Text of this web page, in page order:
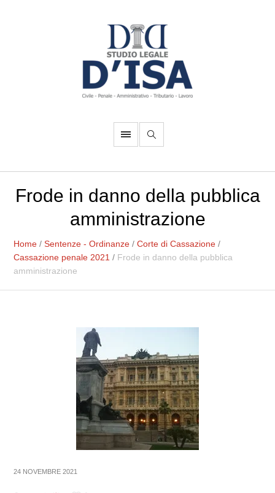
Frode in danno della pubblica
amministrazione
Home /Sentenze - Ordinanze /Corte di Cassazione /
Cassazione penale 2021 / Frode in danno della pubblica
amministrazione
24 NOVEMBRE 2021